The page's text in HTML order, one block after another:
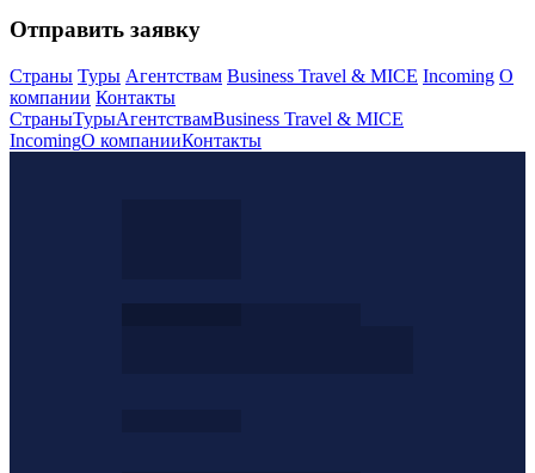
Отправить заявку
Страны Туры Агентствам Business Travel & MICE Incoming О
компании Контакты
СтраныТурыАгентствамBusiness Travel & MICE
IncomingО компанииКонтакты